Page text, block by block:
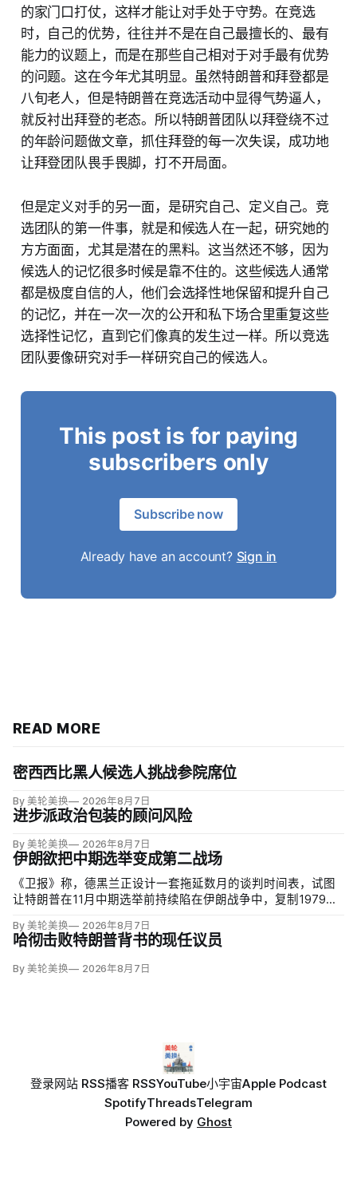
的家门口打仗，这样才能让对手处于守势。在竞选
时，自己的优势，往往并不是在自己最擅长的、最有
能力的议题上，而是在那些自己相对于对手最有优势
的问题。这在今年尤其明显。虽然特朗普和拜登都是
八旬老人，但是特朗普在竞选活动中显得气势逼人，
就反衬出拜登的老态。所以特朗普团队以拜登绕不过
的年龄问题做文章，抓住拜登的每一次失误，成功地
让拜登团队畏手畏脚，打不开局面。
但是定义对手的另一面，是研究自己、定义自己。竞
选团队的第一件事，就是和候选人在一起，研究她的
方方面面，尤其是潜在的黑料。这当然还不够，因为
候选人的记忆很多时候是靠不住的。这些候选人通常
都是极度自信的人，他们会选择性地保留和提升自己
的记忆，并在一次一次的公开和私下场合里重复这些
选择性记忆，直到它们像真的发生过一样。所以竞选
团队要像研究对手一样研究自己的候选人。
This post is for paying
subscribers only
Subscribe now
Already have an account? Sign in
READ MORE
密西西比黑人候选人挑战参院席位
By 美轮美换 2026年8月7日
进步派政治包装的顾问风险
By 美轮美换 2026年8月7日
伊朗欲把中期选举变成第二战场
《卫报》称，德黑兰正设计一套拖延数月的谈判时间表，试图
让特朗普在11月中期选举前持续陷在伊朗战争中，复制1979至
里巴巴迪（Kazem Gharibabadi）说，霍尔木兹航道协议之
后，核谈判还需两至四个月；
By 美轮美换 2026年8月7日
哈彻击败特朗普背书的现任议员
By 美轮美换 2026年8月7日
登录网站 RSS播客 RSSYouTube小宇宙Apple Podcast
SpotifyThreadsTelegram
Powered by Ghost